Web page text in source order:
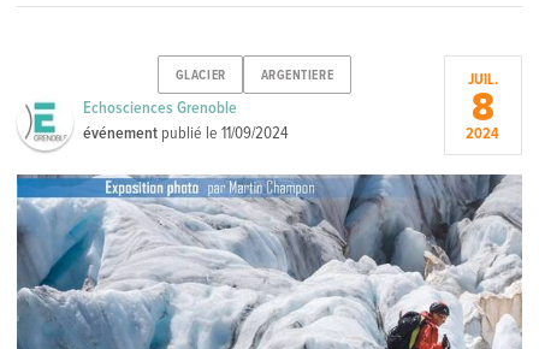
GLACIER ARGENTIERE
Echosciences Grenoble
événement publié le11/09/2024
JUIL.
8
2024